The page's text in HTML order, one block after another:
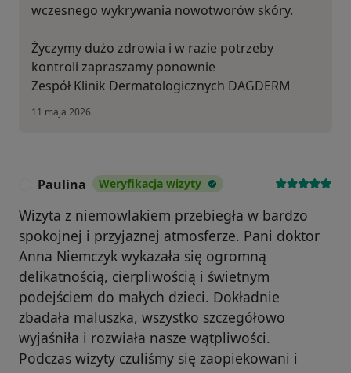
wczesnego wykrywania nowotworów skóry.
Życzymy dużo zdrowia i w razie potrzeby
kontroli zapraszamy ponownie
Zespół Klinik Dermatologicznych DAGDERM
11 maja 2026
Paulina Weryfikacja wizyty
Wizyta z niemowlakiem przebiegła w bardzo
spokojnej i przyjaznej atmosferze. Pani doktor
Anna Niemczyk wykazała się ogromną
delikatnością, cierpliwością i świetnym
podejściem do małych dzieci. Dokładnie
zbadała maluszka, wszystko szczegółowo
wyjaśniła i rozwiała nasze wątpliwości.
Podczas wizyty czuliśmy się zaopiekowani i